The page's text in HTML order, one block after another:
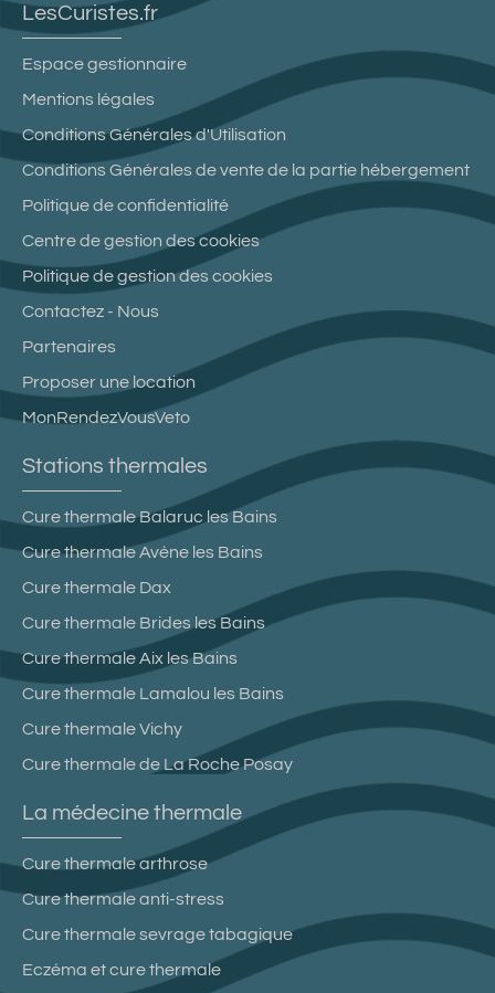
LesCuristes.fr
Espace gestionnaire
Mentions légales
Conditions Générales d'Utilisation
Conditions Générales de vente de la partie hébergement
Politique de confidentialité
Centre de gestion des cookies
Politique de gestion des cookies
Contactez - Nous
Partenaires
Proposer une location
MonRendezVousVeto
Stations thermales
Cure thermale Balaruc les Bains
Cure thermale Avène les Bains
Cure thermale Dax
Cure thermale Brides les Bains
Cure thermale Aix les Bains
Cure thermale Lamalou les Bains
Cure thermale Vichy
Cure thermale de La Roche Posay
La médecine thermale
Cure thermale arthrose
Cure thermale anti-stress
Cure thermale sevrage tabagique
Eczéma et cure thermale